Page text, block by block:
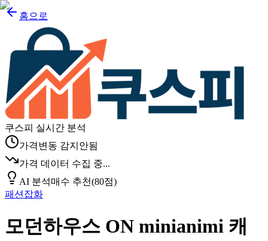
홈으로
쿠스피 실시간 분석
가격변동 감지안됨
가격 데이터 수집 중...
AI 분석매수 추천(80점)
패션잡화
모던하우스 ON minianimi 캐